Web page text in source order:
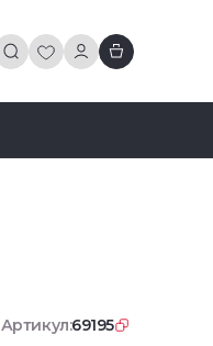
Артикул:69195